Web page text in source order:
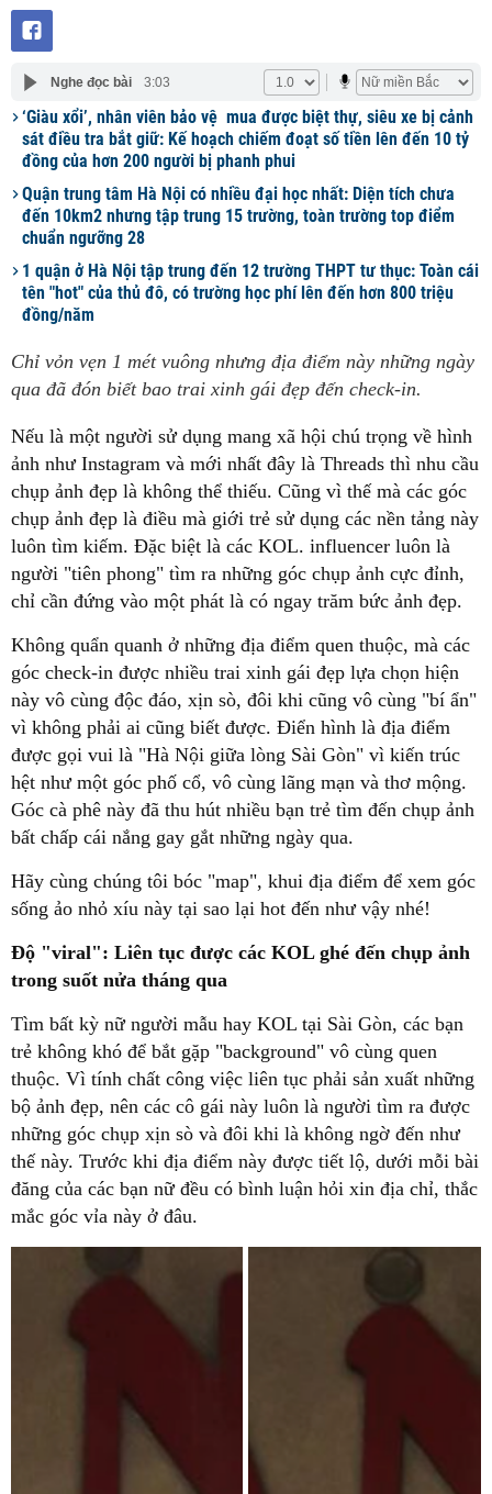
Nghe đọc bài 3:03
‘Giàu xổi’, nhân viên bảo vệ mua được biệt thự, siêu xe bị cảnh
sát điều tra bắt giữ: Kế hoạch chiếm đoạt số tiền lên đến 10 tỷ
đồng của hơn 200 người bị phanh phui
Quận trung tâm Hà Nội có nhiều đại học nhất: Diện tích chưa
đến 10km2 nhưng tập trung 15 trường, toàn trường top điểm
chuẩn ngưỡng 28
1 quận ở Hà Nội tập trung đến 12 trường THPT tư thục: Toàn cái
tên "hot" của thủ đô, có trường học phí lên đến hơn 800 triệu
đồng/năm
Chỉ vỏn vẹn 1 mét vuông nhưng địa điểm này những ngày
qua đã đón biết bao trai xinh gái đẹp đến check-in.
Nếu là một người sử dụng mang xã hội chú trọng về hình
ảnh như Instagram và mới nhất đây là Threads thì nhu cầu
chụp ảnh đẹp là không thể thiếu. Cũng vì thế mà các góc
chụp ảnh đẹp là điều mà giới trẻ sử dụng các nền tảng này
luôn tìm kiếm. Đặc biệt là các KOL. influencer luôn là
người "tiên phong" tìm ra những góc chụp ảnh cực đỉnh,
chỉ cần đứng vào một phát là có ngay trăm bức ảnh đẹp.
Không quẩn quanh ở những địa điểm quen thuộc, mà các
góc check-in được nhiều trai xinh gái đẹp lựa chọn hiện
này vô cùng độc đáo, xịn sò, đôi khi cũng vô cùng "bí ẩn"
vì không phải ai cũng biết được. Điển hình là địa điểm
được gọi vui là "Hà Nội giữa lòng Sài Gòn" vì kiến trúc
hệt như một góc phố cổ, vô cùng lãng mạn và thơ mộng.
Góc cà phê này đã thu hút nhiều bạn trẻ tìm đến chụp ảnh
bất chấp cái nắng gay gắt những ngày qua.
Hãy cùng chúng tôi bóc "map", khui địa điểm để xem góc
sống ảo nhỏ xíu này tại sao lại hot đến như vậy nhé!
Độ "viral": Liên tục được các KOL ghé đến chụp ảnh
trong suốt nửa tháng qua
Tìm bất kỳ nữ người mẫu hay KOL tại Sài Gòn, các bạn
trẻ không khó để bắt gặp "background" vô cùng quen
thuộc. Vì tính chất công việc liên tục phải sản xuất những
bộ ảnh đẹp, nên các cô gái này luôn là người tìm ra được
những góc chụp xịn sò và đôi khi là không ngờ đến như
thế này. Trước khi địa điểm này được tiết lộ, dưới mỗi bài
đăng của các bạn nữ đều có bình luận hỏi xin địa chỉ, thắc
mắc góc vỉa này ở đâu.